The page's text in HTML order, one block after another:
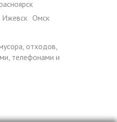
Ижевск Омск
отходов,
телефонами и